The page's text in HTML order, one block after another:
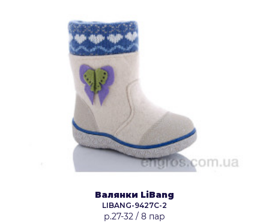
Валянки LiBang
LIBANG-9427C-2
р.27-32 / 8 пар